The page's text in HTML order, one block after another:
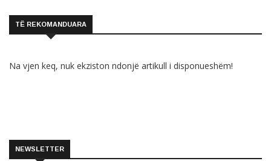
TË REKOMANDUARA
Na vjen keq, nuk ekziston ndonjë artikull i disponueshëm!
NEWSLETTER